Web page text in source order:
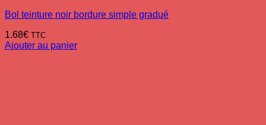
Bol teinture noir bordure simple gradué
1.68€ TTC
Ajouter au panier